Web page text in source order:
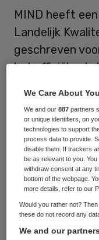
MIND heeft
Landelijk
geschreven
het officiële
waaraan
In de MIND-
of een naaste
Dat meldt
cliënten- en
met behulp
goedgekeurd
We Care About
We and our887 partners
or unique identifiers, on
technologies to support
process data to provide.
disable them. If trackers
be as relevant to you.
withdraw consent at any
bottom of the webpage.
more details, refer to our
Would you rather not?
these do not record any
We and our